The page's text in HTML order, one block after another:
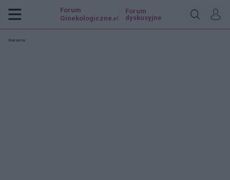
Forum
Ginekologiczne .pl
Forum
dyskusyjne
Reklama: